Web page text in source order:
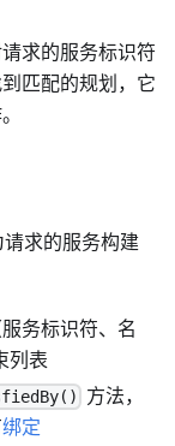
求的服务标识符
匹配的规划，它
求的服务构建
务标识符、名
列表
方法，
绑定